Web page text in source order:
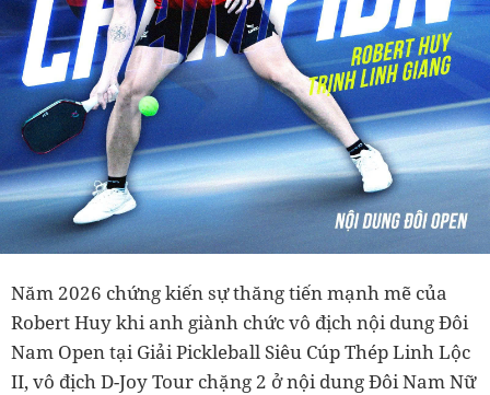
Năm 2026 chứng kiến sự thăng tiến mạnh mẽ của
Robert Huy khi anh giành chức vô địch nội dung Đôi
Nam Open tại Giải Pickleball Siêu Cúp Thép Linh Lộc
II, vô địch D-Joy Tour chặng 2 ở nội dung Đôi Nam Nữ